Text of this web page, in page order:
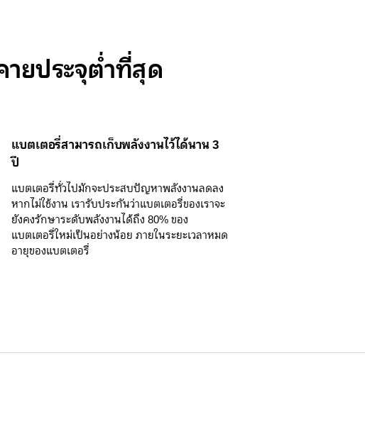
ยประจุต่ำที่สุด
แบตเตอรี่สามารถเก็บพลังงานไว้ได้นาน 3
ปี
แบตเตอรี่ทั่วไปมักจะประสบปัญหาพลังงานลดลง
หากไม่ใช้งาน เรารับประกันว่าแบตเตอรี่ของเราจะ
ยังคงรักษาระดับพลังงานได้ถึง 80% ของ
แบตเตอรี่ใหม่เป็นอย่างน้อย ภายในระยะเวลาหมด
อายุของแบตเตอรี่